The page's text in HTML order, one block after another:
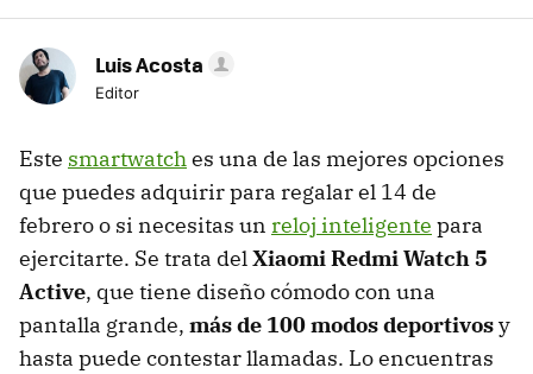
Luis Acosta
Editor
Este smartwatches una de las mejores opciones
que puedes adquirir para regalar el 14 de
febrero o si necesitas un reloj inteligente para
ejercitarte. Se trata delXiaomi Redmi Watch 5
Active, que tiene diseño cómodo con una
pantalla grande, más de 100 modos deportivosy
hasta puede contestar llamadas. Lo encuentras